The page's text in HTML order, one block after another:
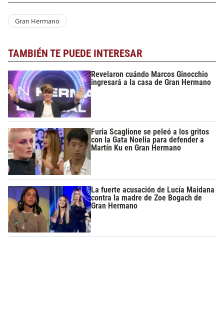
Gran Hermano
TAMBIÉN TE PUEDE INTERESAR
Revelaron cuándo Marcos Ginocchio
ingresará a la casa de Gran Hermano
Furia Scaglione se peleó a los gritos
con la Gata Noelia para defender a
Martín Ku en Gran Hermano
La fuerte acusación de Lucía Maidana
contra la madre de Zoe Bogach de
Gran Hermano